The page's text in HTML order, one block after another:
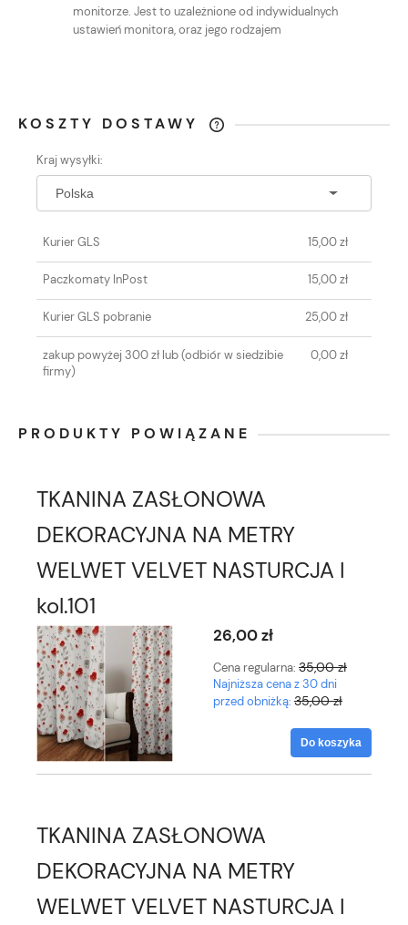
monitorze. Jest to uzależnione od indywidualnych
ustawień monitora, oraz jego rodzajem
KOSZTY DOSTAWY
KOSZTÓW PŁATNOŚCI
Kraj wysyłki:
Kurier GLS 15,00 zł
Paczkomaty InPost 15,00 zł
Kurier GLS pobranie 25,00 zł
zakup powyżej 300 zł lub(odbiór w siedzibie
firmy)
0,00 zł
PRODUKTY POWIĄZANE
TKANINA ZASŁONOWA
DEKORACYJNA NA METRY
WELWET VELVET NASTURCJA I
kol.101
26,00 zł
Cena regularna: 35,00 zł
Najniższa cena z 30 dni
przed obniżką: 35,00 zł
Do koszyka
TKANINA ZASŁONOWA
DEKORACYJNA NA METRY
WELWET VELVET NASTURCJA I